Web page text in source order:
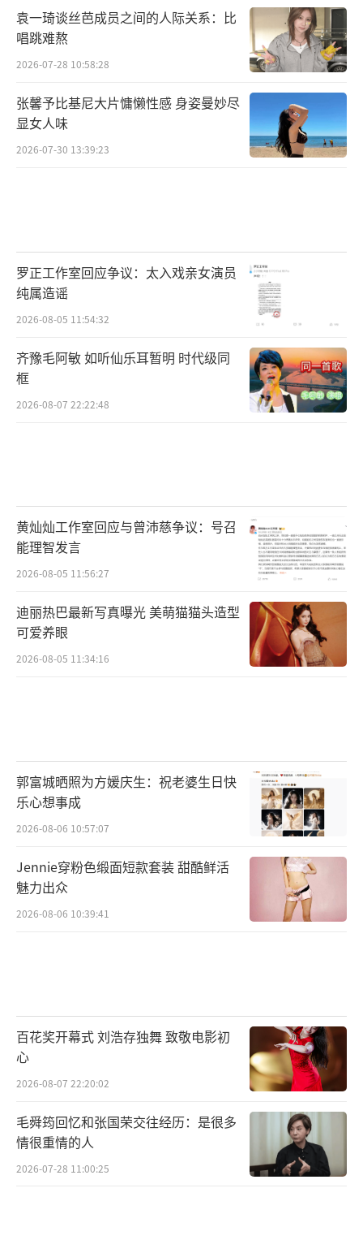
袁一琦谈丝芭成员之间的人际关系：比
唱跳难熬
2026-07-28 10:58:28
张馨予比基尼大片慵懒性感 身姿曼妙尽
显女人味
2026-07-30 13:39:23
罗正工作室回应争议：太入戏亲女演员
纯属造谣
2026-08-05 11:54:32
齐豫毛阿敏 如听仙乐耳暂明 时代级同
框
2026-08-07 22:22:48
黄灿灿工作室回应与曾沛慈争议：号召
能理智发言
2026-08-05 11:56:27
迪丽热巴最新写真曝光 美萌猫猫头造型
可爱养眼
2026-08-05 11:34:16
郭富城晒照为方媛庆生：祝老婆生日快
乐心想事成
2026-08-06 10:57:07
Jennie穿粉色缎面短款套装 甜酷鲜活
魅力出众
2026-08-06 10:39:41
百花奖开幕式 刘浩存独舞 致敬电影初
心
2026-08-07 22:20:02
毛舜筠回忆和张国荣交往经历：是很多
情很重情的人
2026-07-28 11:00:25